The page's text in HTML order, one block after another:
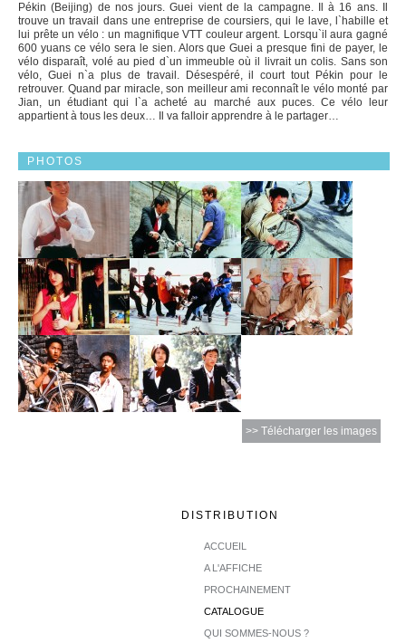
Pékin (Beijing) de nos jours. Guei vient de la campagne. Il à 16 ans. Il
trouve un travail dans une entreprise de coursiers, qui le lave, l`habille et
lui prête un vélo : un magnifique VTT couleur argent. Lorsqu`il aura gagné
600 yuans ce vélo sera le sien. Alors que Guei a presque fini de payer, le
vélo disparaît, volé au pied d`un immeuble où il livrait un colis. Sans son
vélo, Guei n`a plus de travail. Désespéré, il court tout Pékin pour le
retrouver. Quand par miracle, son meilleur ami reconnaît le vélo monté par
Jian, un étudiant qui l`a acheté au marché aux puces. Ce vélo leur
appartient à tous les deux… Il va falloir apprendre à le partager…
PHOTOS
>> Télécharger les images
DISTRIBUTION
ACCUEIL
A L'AFFICHE
PROCHAINEMENT
CATALOGUE
QUI SOMMES-NOUS ?